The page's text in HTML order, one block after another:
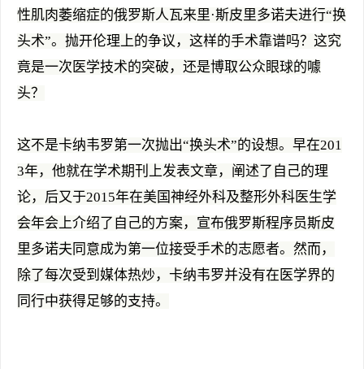
性肌肉萎缩症的俄罗斯人瓦来里·斯皮里多诺夫进行“换
头术”。抛开伦理上的争议，这样的手术靠谱吗？这究
竟是一次医学技术的突破，还是博取公众眼球的噱
头？
这不是卡纳韦罗第一次抛出“换头术”的设想。早在201
3年，他就在学术期刊上发表文章，阐述了自己的理
论，后又于2015年在美国神经外科及整形外科医生学
会年会上介绍了自己的方案，宣布俄罗斯程序员斯皮
里多诺夫同意成为第一位接受手术的志愿者。然而，
除了每次受到媒体热炒，卡纳韦罗并没有在医学界的
同行中获得足够的支持。